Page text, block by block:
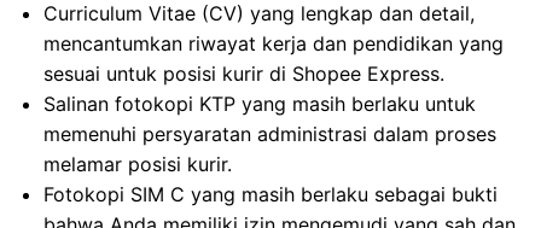
Curriculum Vitae (CV) yang lengkap dan detail,
mencantumkan riwayat kerja dan pendidikan yang
sesuai untuk posisi kurir di Shopee Express.
Salinan fotokopi KTP yang masih berlaku untuk
memenuhi persyaratan administrasi dalam proses
melamar posisi kurir.
Fotokopi SIM C yang masih berlaku sebagai bukti